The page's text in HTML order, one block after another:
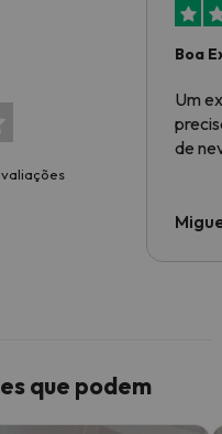
Boa
Um
de
que podem